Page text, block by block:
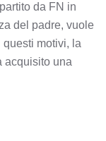
da FN in
del padre, vuole
questi motivi, la
acquisito una